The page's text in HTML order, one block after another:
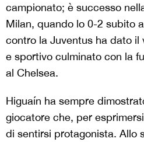
campionato; è successo
Milan, quando lo 0-2 subito
contro la Juventus ha dato il
e sportivo culminato con la
al Chelsea.
Higuaín ha sempre
giocatore che, per
di sentirsi protagonista. Allo